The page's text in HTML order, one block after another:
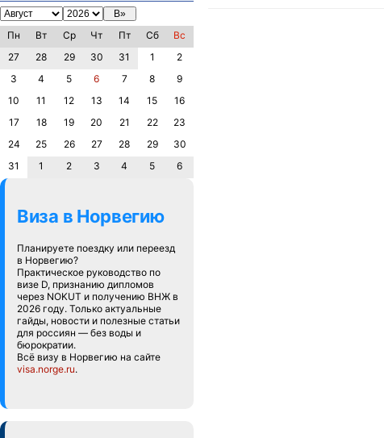
Пн Вт Ср Чт Пт Сб
Вс
27
28 29 30 31 1
2
3
4 5 6 7 8
9
10
11 12 13 14 15
16
17
18 19 20 21 22
23
24
25 26 27 28 29
30
31
1 2 3 4 5 6
Виза в Норвегию
Планируете поездку или переезд
в Норвегию?
Практическое руководство по
визе D, признанию дипломов
через NOKUT и получению ВНЖ в
2026 году. Только актуальные
гайды, новости и полезные статьи
для россиян — без воды и
бюрократии.
Всё визу в Норвегию на сайте
visa.norge.ru.